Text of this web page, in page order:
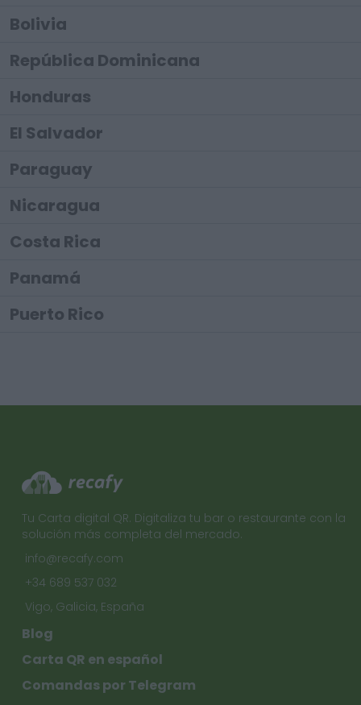
Bolivia
República Dominicana
Honduras
El Salvador
Paraguay
Nicaragua
Costa Rica
Panamá
Puerto Rico
Tu Carta digital QR. Digitaliza tu bar o restaurante con la
solución más completa del mercado.
info@recafy.com
+34 689 537 032
Vigo, Galicia, España
Blog
Carta QR en español
Comandas por Telegram